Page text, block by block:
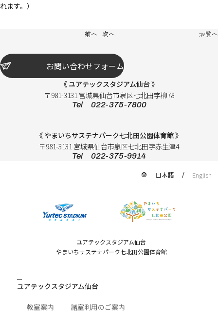
れます。）
前へ 次へ 一覧へ
お問い合わせフォーム
《 ユアテックスタジアム仙台 》
〒981-3131 宮城県仙台市泉区七北田字柳78
Tel 022-375-7800
《 やまいちサステナパーク七北田公園体育館 》
〒981-3131 宮城県仙台市泉区七北田字赤生津4
Tel 022-375-9914
日本語 English
ユアテックスタジアム仙台
やまいちサステナパーク七北田公園体育館
ユアテックスタジアム仙台
教室案内 諸室利用のご案内